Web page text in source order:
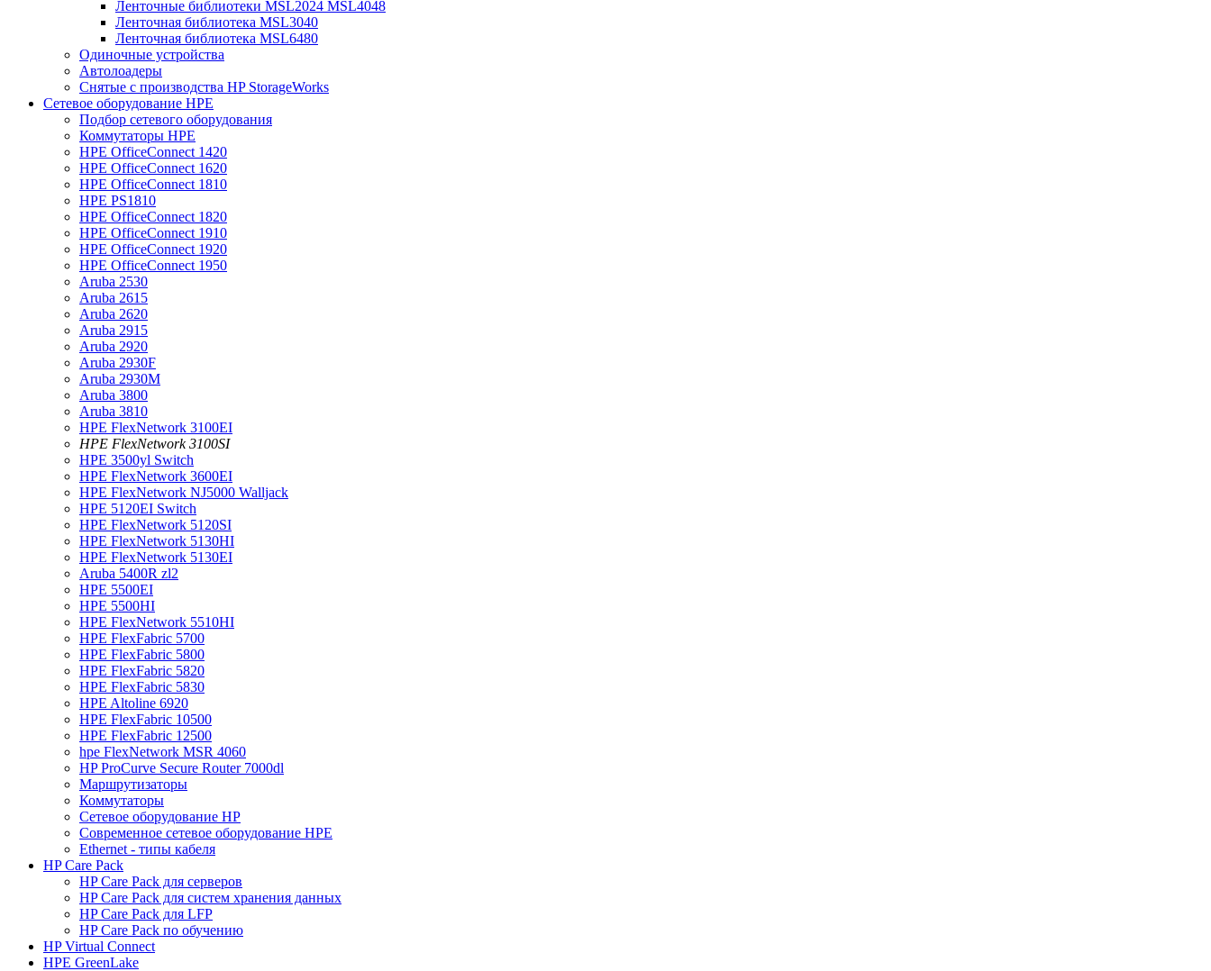
Ленточные библиотеки MSL2024 MSL4048
Ленточная библиотека MSL3040
Ленточная библиотека MSL6480
Одиночные устройства
Автолоадеры
Снятые с производства HP StorageWorks
Сетевое оборудование HPE
Подбор сетевого оборудования
Коммутаторы HPE
HPE OfficeConnect 1420
HPE OfficeConnect 1620
HPE OfficeConnect 1810
HPE PS1810
HPE OfficeConnect 1820
HPE OfficeConnect 1910
HPE OfficeConnect 1920
HPE OfficeConnect 1950
Aruba 2530
Aruba 2615
Aruba 2620
Aruba 2915
Aruba 2920
Aruba 2930F
Aruba 2930M
Aruba 3800
Aruba 3810
HPE FlexNetwork 3100EI
HPE FlexNetwork 3100SI
HPE 3500yl Switch
HPE FlexNetwork 3600EI
HPE FlexNetwork NJ5000 Walljack
HPE 5120EI Switch
HPE FlexNetwork 5120SI
HPE FlexNetwork 5130HI
HPE FlexNetwork 5130EI
Aruba 5400R zl2
HPE 5500EI
HPE 5500HI
HPE FlexNetwork 5510HI
HPE FlexFabric 5700
HPE FlexFabric 5800
HPE FlexFabric 5820
HPE FlexFabric 5830
HPE Altoline 6920
HPE FlexFabric 10500
HPE FlexFabric 12500
hpe FlexNetwork MSR 4060
HP ProСurve Secure Router 7000dl
Маршрутизаторы
Коммутаторы
Сетевое оборудование HP
Cовременное сетевое оборудование HPE
Ethernet - типы кабеля
HP Care Pack
HP Care Pack для серверов
HP Care Pack для систем хранения данных
HP Care Pack для LFP
HP Care Pack по обучению
HP Virtual Connect
HPE GreenLake